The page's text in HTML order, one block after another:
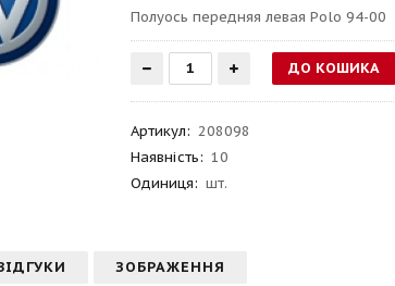
Полуось передняя левая Polo 94-00
Артикул: 208098
Наявність: 10
Одиниця: шт.
ЗОБРАЖЕННЯ